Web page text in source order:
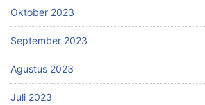
Oktober 2023
September 2023
Agustus 2023
Juli 2023